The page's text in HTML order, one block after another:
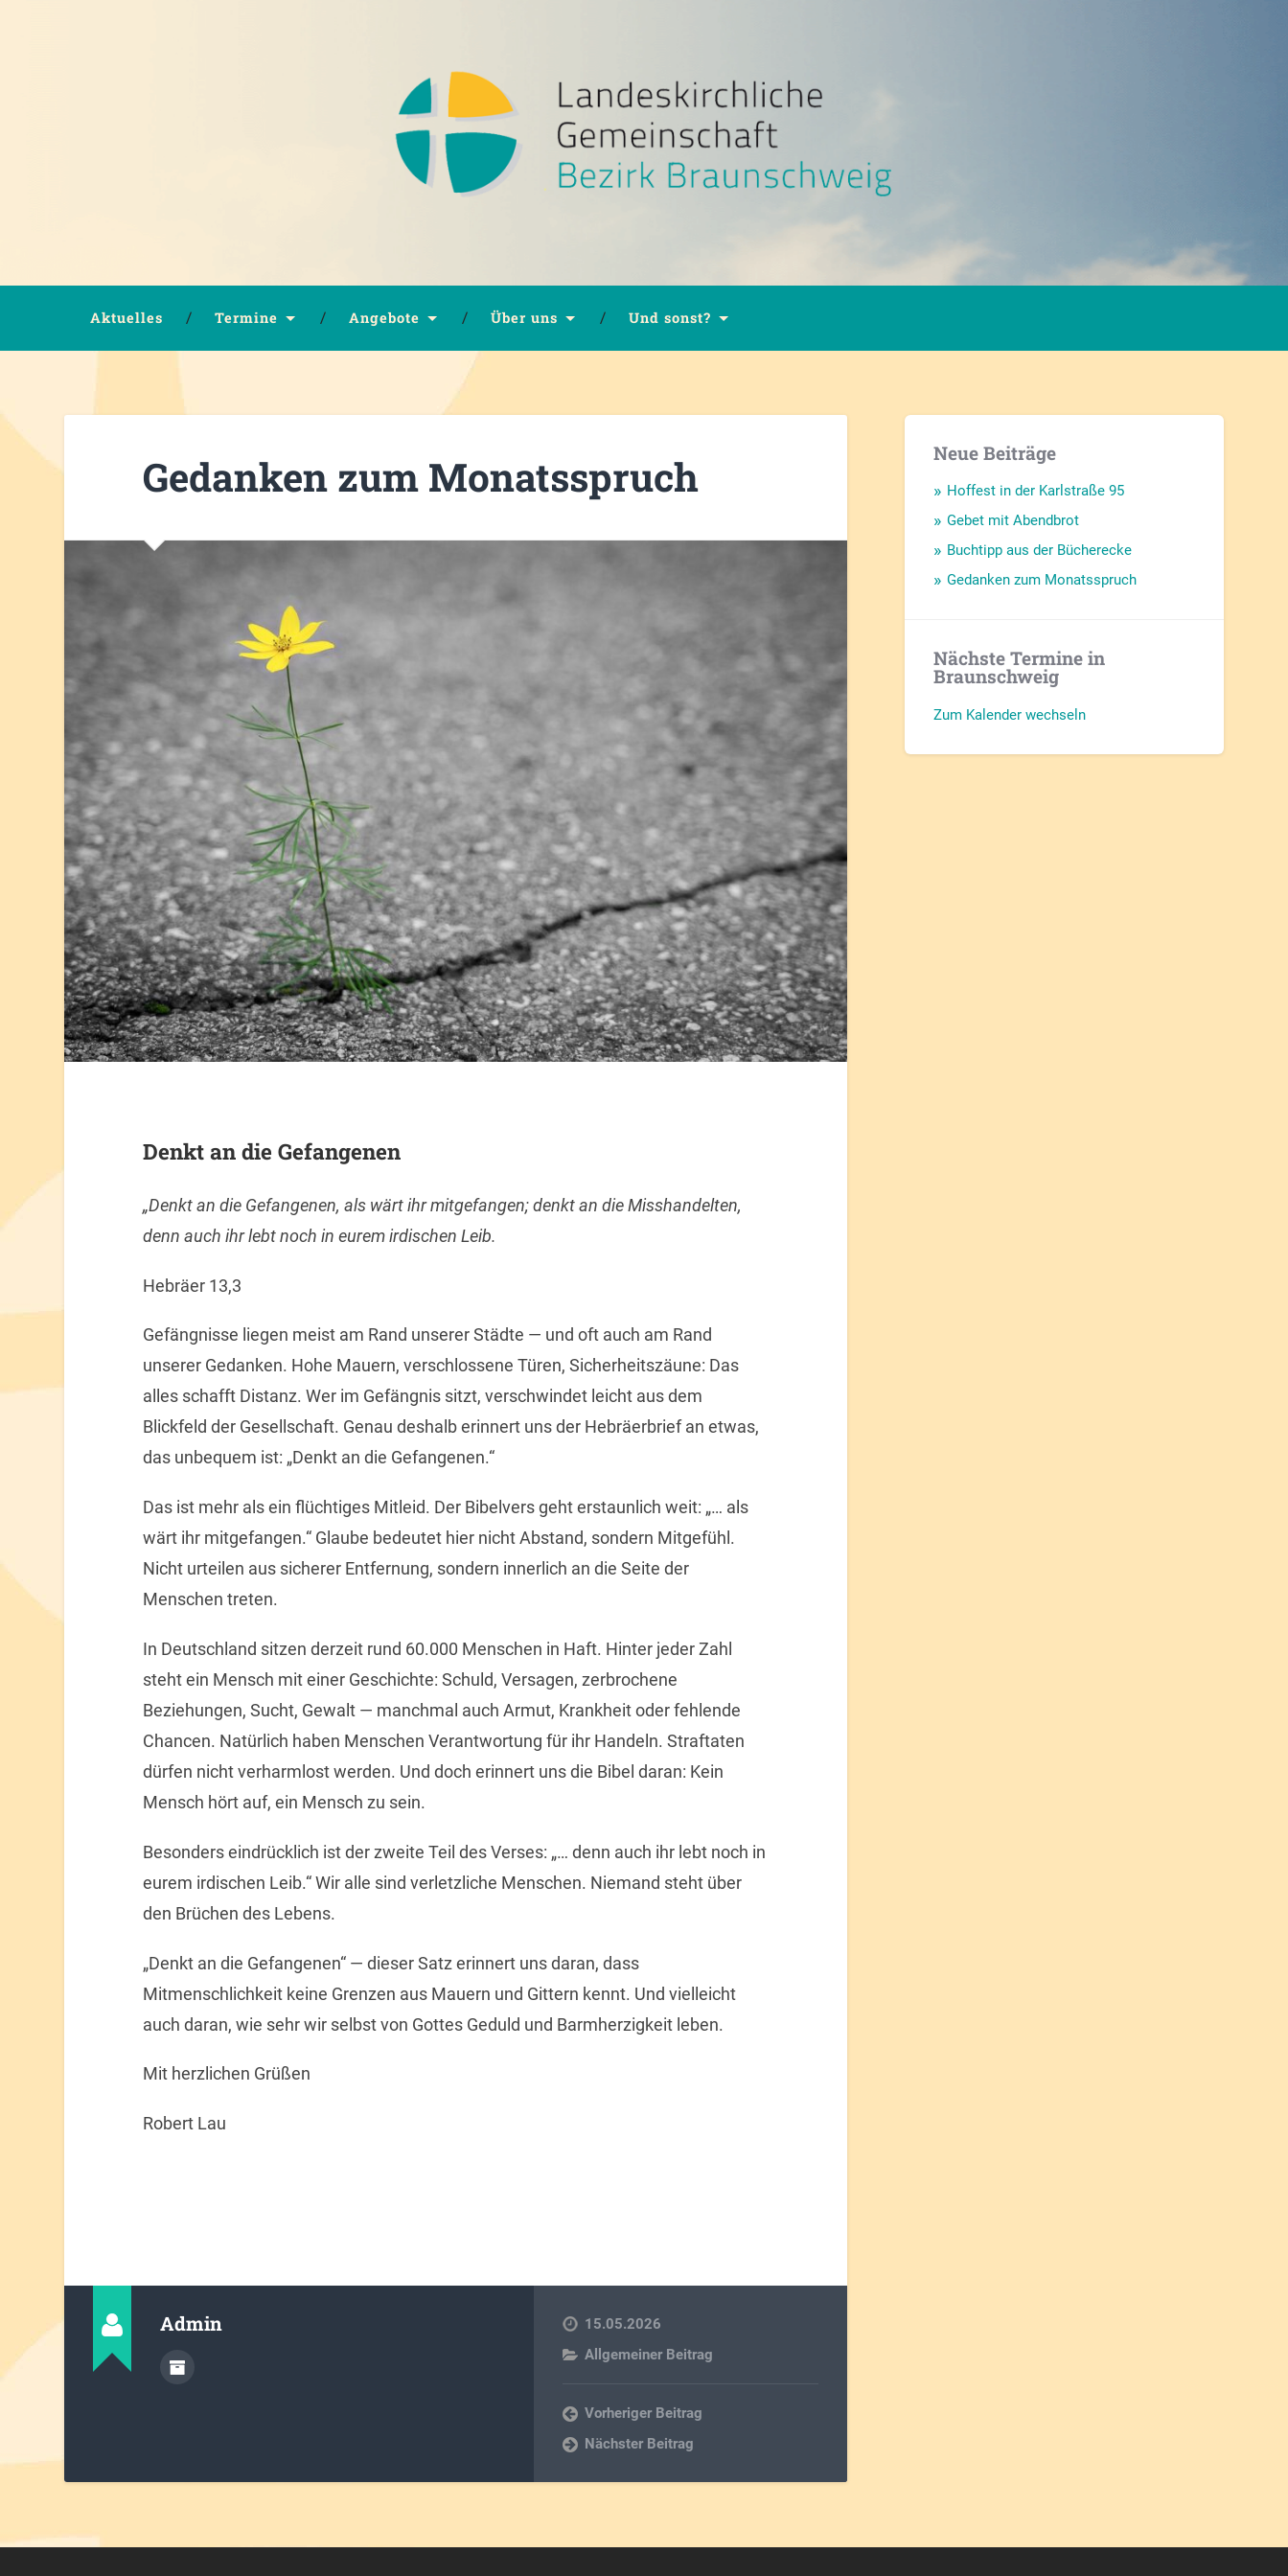
Aktuelles Termine Angebote Über uns Und sonst?
Gedanken zum Monatsspruch
Denkt an die Gefangenen
„Denkt an die Gefangenen, als wärt ihr mitgefangen; denkt an die Misshandelten,
denn auch ihr lebt noch in eurem irdischen Leib.
Hebräer 13,3
Gefängnisse liegen meist am Rand unserer Städte — und oft auch am Rand
unserer Gedanken. Hohe Mauern, verschlossene Türen, Sicherheitszäune: Das
alles schafft Distanz. Wer im Gefängnis sitzt, verschwindet leicht aus dem
Blickfeld der Gesellschaft. Genau deshalb erinnert uns der Hebräerbrief an etwas,
das unbequem ist: „Denkt an die Gefangenen.“
Das ist mehr als ein flüchtiges Mitleid. Der Bibelvers geht erstaunlich weit: „… als
wärt ihr mitgefangen.“ Glaube bedeutet hier nicht Abstand, sondern Mitgefühl.
Nicht urteilen aus sicherer Entfernung, sondern innerlich an die Seite der
Menschen treten.
In Deutschland sitzen derzeit rund 60.000 Menschen in Haft. Hinter jeder Zahl
steht ein Mensch mit einer Geschichte: Schuld, Versagen, zerbrochene
Beziehungen, Sucht, Gewalt — manchmal auch Armut, Krankheit oder fehlende
Chancen. Natürlich haben Menschen Verantwortung für ihr Handeln. Straftaten
dürfen nicht verharmlost werden. Und doch erinnert uns die Bibel daran: Kein
Mensch hört auf, ein Mensch zu sein.
Besonders eindrücklich ist der zweite Teil des Verses: „… denn auch ihr lebt noch in
eurem irdischen Leib.“ Wir alle sind verletzliche Menschen. Niemand steht über
den Brüchen des Lebens.
„Denkt an die Gefangenen“ — dieser Satz erinnert uns daran, dass
Mitmenschlichkeit keine Grenzen aus Mauern und Gittern kennt. Und vielleicht
auch daran, wie sehr wir selbst von Gottes Geduld und Barmherzigkeit leben.
Mit herzlichen Grüßen
Robert Lau
Admin
15.05.2026
Allgemeiner Beitrag
Vorheriger Beitrag
Nächster Beitrag
Neue Beiträge
Hoffest in der Karlstraße 95
Gebet mit Abendbrot
Buchtipp aus der Bücherecke
Gedanken zum Monatsspruch
Nächste Termine in
Braunschweig
Zum Kalender wechseln